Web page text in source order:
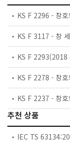
KS F 2296 - 창호
KS F 3117 - 창
KS F 2293(2018
KS F 2278 - 창호
KS F 2237 - 창호
추천 상품